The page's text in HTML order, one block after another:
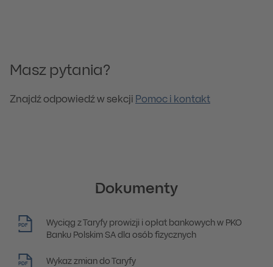
Masz pytania?
Znajdź odpowiedź w sekcji Pomoc i kontakt
Dokumenty
PDF
Wyciąg z Taryfy prowizji i opłat bankowych w PKO
Banku Polskim SA dla osób fizycznych
PDF Wykaz zmian do Taryfy